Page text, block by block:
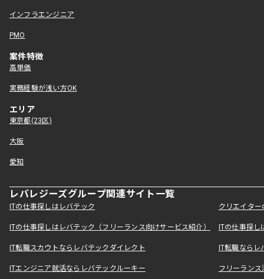
インフラエンジニア
PMO
案件特徴
高単価
実務経験が浅い方OK
エリア
東京都(23区)
大阪
愛知
レバレジーズグループ関連サイト一覧
ITの仕事探しはレバテック クリエイタ
ITの仕事探しはレバテック（フリーランス向けサービス紹介） ITの仕事探
IT転職スカウトならレバテックダイレクト IT転職なら
ITエンジニア就活ならレバテックルーキー フリーラン